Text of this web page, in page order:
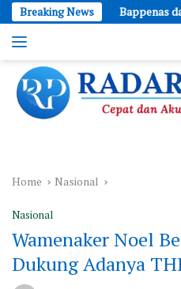
Skip
to
content
Breaking News
Bappenas dan UPM Soroti
dan
Akurat
Hadirkan
Fakta
Home Nasional
Nasional
Wamenaker Noel
Dukung Adanya